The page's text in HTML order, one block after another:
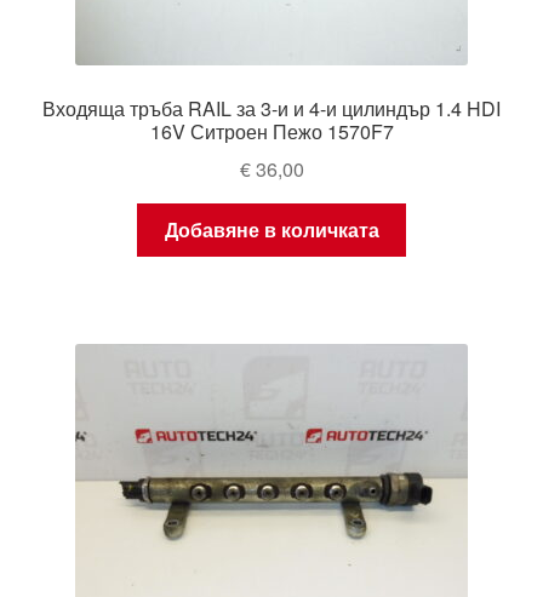
Входяща тръба RAIL за 3-и и 4-и цилиндър 1.4 HDI
16V Ситроен Пежо 1570F7
€36,00
Добавяне в количката